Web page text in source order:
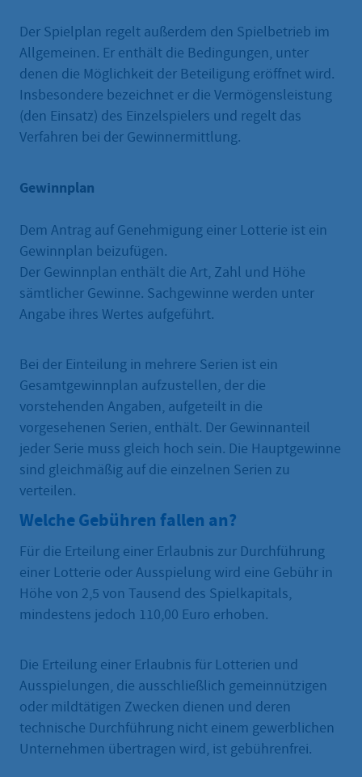
Der Spielplan regelt außerdem den Spielbetrieb im
Allgemeinen. Er enthält die Bedingungen, unter
denen die Möglichkeit der Beteiligung eröffnet wird.
Insbesondere bezeichnet er die Vermögensleistung
(den Einsatz) des Einzelspielers und regelt das
Verfahren bei der Gewinnermittlung.
Gewinnplan
Dem Antrag auf Genehmigung einer Lotterie ist ein
Gewinnplan beizufügen.
Der Gewinnplan enthält die Art, Zahl und Höhe
sämtlicher Gewinne. Sachgewinne werden unter
Angabe ihres Wertes aufgeführt.
Bei der Einteilung in mehrere Serien ist ein
Gesamtgewinnplan aufzustellen, der die
vorstehenden Angaben, aufgeteilt in die
vorgesehenen Serien, enthält. Der Gewinnanteil
jeder Serie muss gleich hoch sein. Die Hauptgewinne
sind gleichmäßig auf die einzelnen Serien zu
verteilen.
Welche Gebühren fallen an?
Für die Erteilung einer Erlaubnis zur Durchführung
einer Lotterie oder Ausspielung wird eine Gebühr in
Höhe von 2,5 von Tausend des Spielkapitals,
mindestens jedoch 110,00 Euro erhoben.
Die Erteilung einer Erlaubnis für Lotterien und
Ausspielungen, die ausschließlich gemeinnützigen
oder mildtätigen Zwecken dienen und deren
technische Durchführung nicht einem gewerblichen
Unternehmen übertragen wird, ist gebührenfrei.